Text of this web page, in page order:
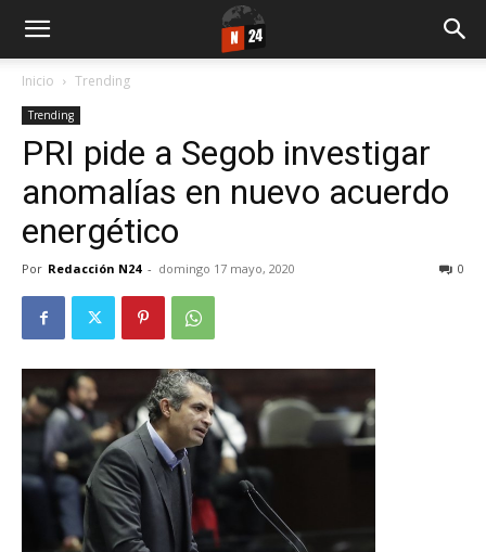
Inicio Trending
Trending
PRI pide a Segob investigar
anomalías en nuevo acuerdo
energético
Por Redacción N24 - domingo 17 mayo, 2020 0